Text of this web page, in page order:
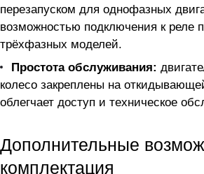
перезапуском для однофазных
возможностью подключения к реле
трёхфазных моделей.
Простота обслуживания:
колесо закреплены на
облегчает доступ и техническое
Дополнительные
комплектация